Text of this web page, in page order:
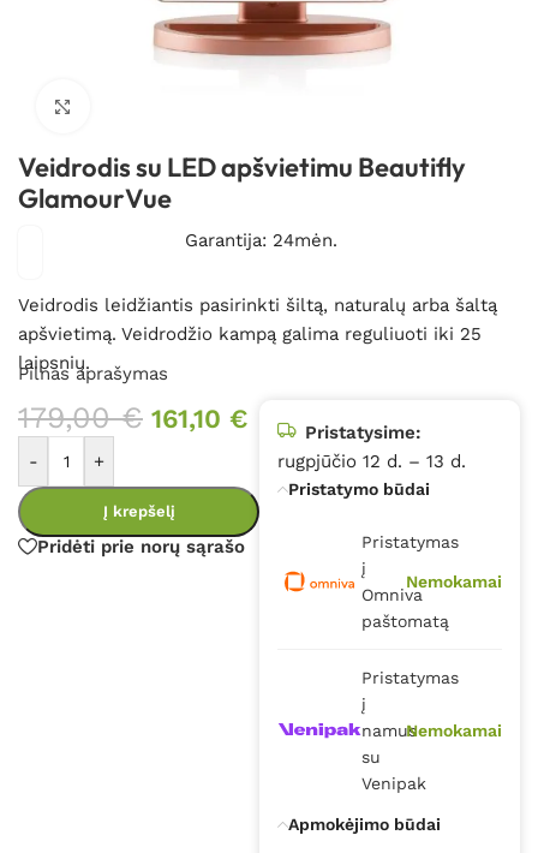
Veidrodis su LED apšvietimu Beautifly
GlamourVue
Garantija: 24mėn.
Veidrodis leidžiantis pasirinkti šiltą, naturalų arba šaltą
apšvietimą. Veidrodžio kampą galima reguliuoti iki 25
laipsnių.
Pilnas aprašymas
179,00€ 161,10 €
- +
Į krepšelį
Pridėti prie norų sąrašo
Pristatysime:
rugpjūčio 12 d. – 13 d.
Pristatymo būdai
Pristatymas
į
Omniva
paštomatą
Nemokamai
Pristatymas
į
namus
su
Venipak
Nemokamai
Apmokėjimo būdai